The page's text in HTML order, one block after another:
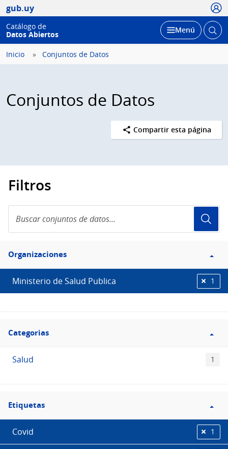
gub.uy
Catálogo de
Datos Abiertos
Desplegar
Menú Abrir
Inicio Conjuntos de Datos
Conjuntos de Datos
Compartir esta página
Filtros
conjuntos
de
Filtro
Organizaciones
Organizaciones
Ministerio de Salud Publica 1
Filtro
Categorias
Categorias
Salud 1
Filtro
Etiquetas
Etiquetas
Covid 1